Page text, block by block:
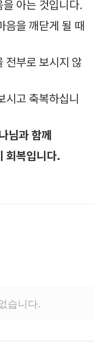
아는 것입니다.
음을 깨닫게 될 때
전부로 보시지 않
시고 축복하십니
님과 함께
회복입니다.
습니다.